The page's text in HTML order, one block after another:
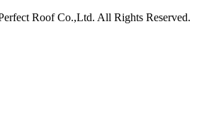
Roof Co.,Ltd. All Rights Reserved.